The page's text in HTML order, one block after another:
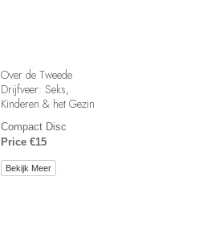
Over de Tweede
Drijfveer: Seks,
Kinderen & het Gezin
Compact Disc
Price €15
Bekijk Meer